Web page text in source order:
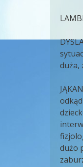
duża,
dużo